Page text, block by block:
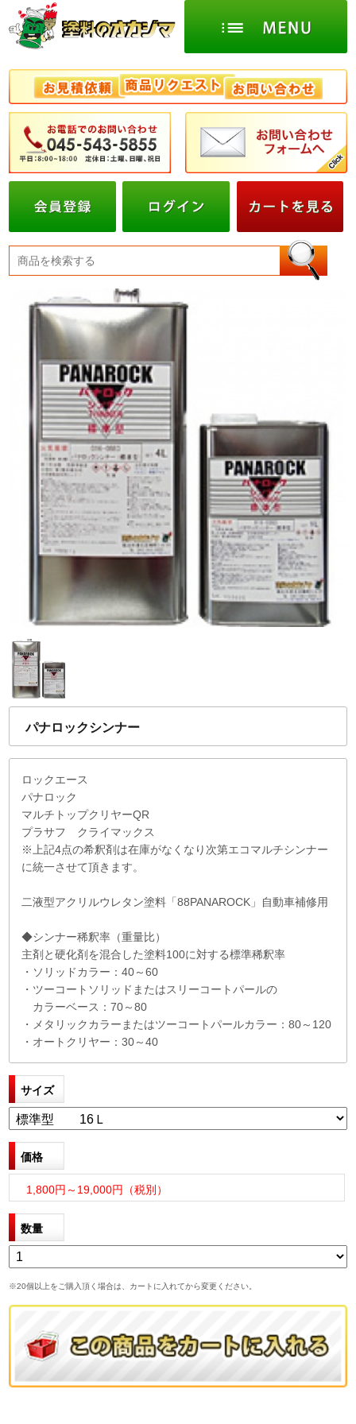
パナロックシンナー
ロックエース
パナロック
マルチトップクリヤーQR
プラサフ クライマックス
※上記4点の希釈剤は在庫がなくなり次第エコマルチシンナー
に統一させて頂きます。
二液型アクリルウレタン塗料「88PANAROCK」自動車補修用
◆シンナー稀釈率（重量比）
主剤と硬化剤を混合した塗料100に対する標準稀釈率
・ソリッドカラー：40～60
・ツーコートソリッドまたはスリーコートパールの
カラーベース：70～80
・メタリックカラーまたはツーコートパールカラー：80～120
・オートクリヤー：30～40
サイズ
価格
1,800円～19,000円（税別）
数量
※20個以上をご購入頂く場合は、カートに入れてから変更ください。